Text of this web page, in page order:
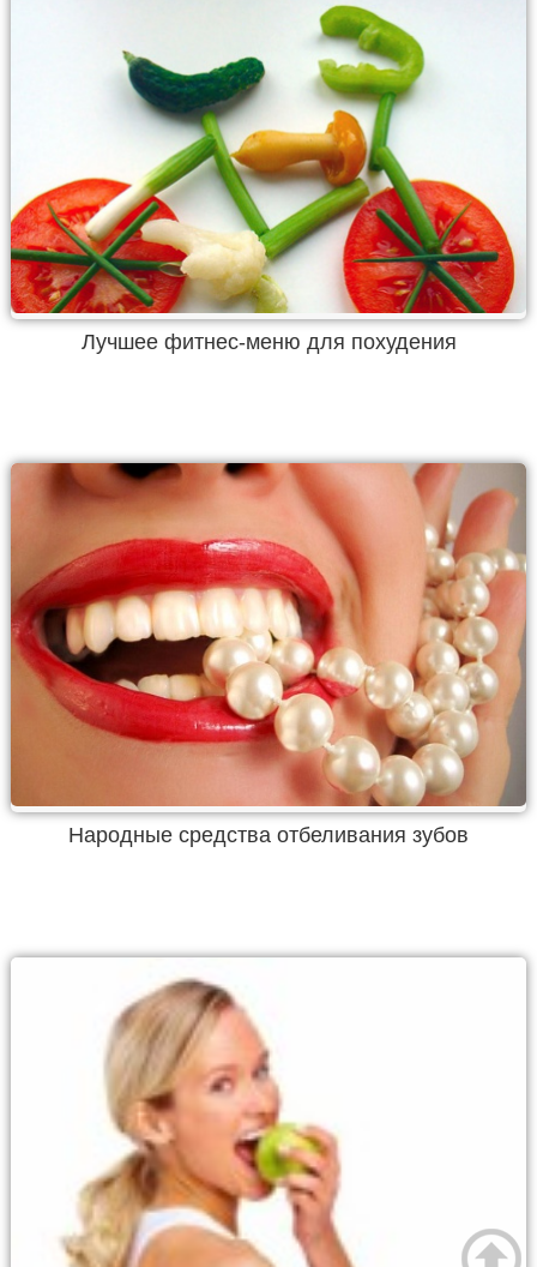
Лучшее фитнес-меню для похудения
Народные средства отбеливания зубов